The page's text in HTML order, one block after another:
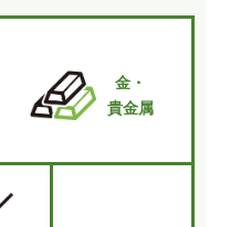
金・
貴金属